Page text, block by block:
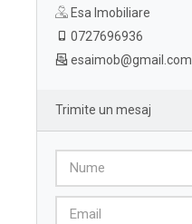
Esa Imobiliare
0727696936
esaimob@gmail.com
Trimite un mesaj